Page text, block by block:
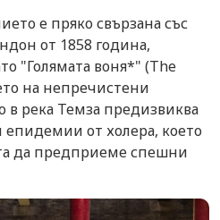
е пряко свързана със
от 1858 година,
"Голямата воня*" (The
на непречистени
река Темза предизвиква
от холера, което
да предприеме спешни